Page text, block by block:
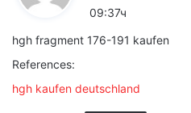
:
09:37ч
hgh fragment 176-191 kaufen
References:
hgh kaufen deutschland